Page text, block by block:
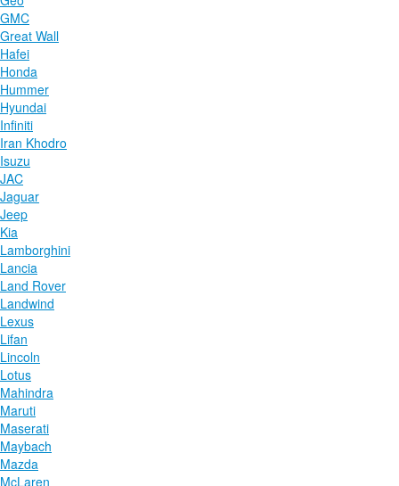
GMC
Great Wall
Hafei
Honda
Hummer
Hyundai
Infiniti
Iran Khodro
Isuzu
JAC
Jaguar
Jeep
Kia
Lamborghini
Lancia
Land Rover
Landwind
Lexus
Lifan
Lincoln
Lotus
Mahindra
Maruti
Maserati
Maybach
Mazda
McLaren